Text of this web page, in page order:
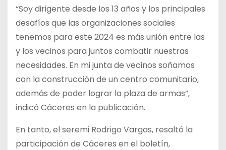
“Soy dirigente desde los 13 años y los principales
desafíos que las organizaciones sociales
tenemos para este 2024 es más unión entre las
y los vecinos para juntos combatir nuestras
necesidades. En mi junta de vecinos soñamos
con la construcción de un centro comunitario,
además de poder lograr la plaza de armas”,
indicó Cáceres en la publicación.
En tanto, el seremi Rodrigo Vargas, resaltó la
participación de Cáceres en el boletín,